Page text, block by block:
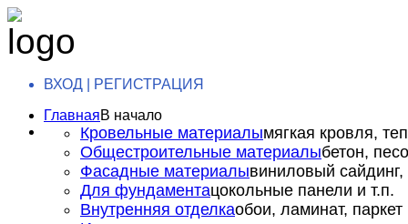
ВХОД | РЕГИСТРАЦИЯ
ГлавнаяВ начало
Кровельные материалымягкая кровля,
Общестроительные материалыбетон,
Фасадные материалывиниловый сайдинг,
Для фундаментацокольные панели и т.п.
Внутренняя отделкаобои, ламинат, паркет